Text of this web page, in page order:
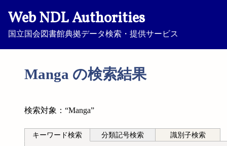
Web NDL Authorities
国立国会図書館典拠データ検索・提供サービス
Manga の検索結果
検索対象：“Manga”
キーワード検索 分類記号検索 識別子検索